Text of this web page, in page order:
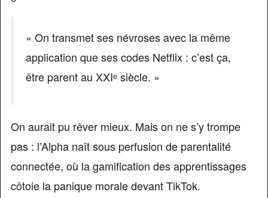
« On transmet ses névroses avec la même
application que ses codes Netflix : c’est ça,
être parent au XXIᵉ siècle. »
On aurait pu rêver mieux. Mais on ne s’y trompe
pas : l’Alpha naît sous perfusion de parentalité
connectée, où la gamification des apprentissages
côtoie la panique morale devant TikTok.